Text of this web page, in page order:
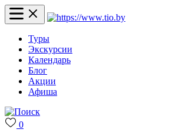
Туры
Экскурсии
Календарь
Блог
Акции
Афиша
0